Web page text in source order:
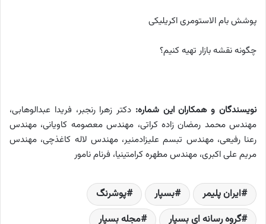
پوشش بام الاستومری اکریلیکی
چگونه نقشه بازار تهیه کنیم؟
نویسندگان و همکاران این شماره: دکتر زهرا رنجبر، فریدا عبدالوهابی،
مهندس محمد رمضان زاده کراتی، مهندس معصومه کاویانی، مهندس
رعنا رفیعی، مهندس تبسم علیزادمنیر، مهندس لاله کاغذچی، مهندس
مریم علی اکبری، مهندس مطهره کرامتی­نیا، فرنام نامور
ایران پلیمر بسپار
پوشرنگ
گروه رسانه ای بسپار
مجله بسپار